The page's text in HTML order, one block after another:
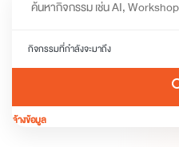
ล้างข้อมูล